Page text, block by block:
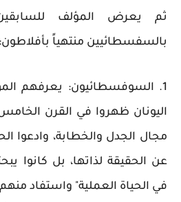
ثم يعرض المؤلف
بالسفسطائيين منتهياً بأفلاطون:
1. السوفسطائيون: يعرفهم
اليونان ظهروا في القرن
مجال الجدل والخطابة، وادعوا
عن الحقيقة لذاتها، بل كانوا
في الحياة العملية" واستفاد